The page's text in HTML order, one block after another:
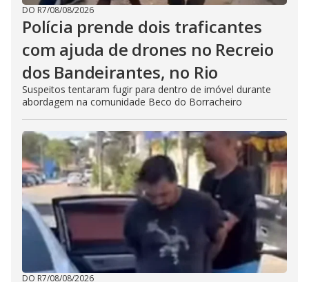
DO R7/08/08/2026
Polícia prende dois traficantes
com ajuda de drones no Recreio
dos Bandeirantes, no Rio
Suspeitos tentaram fugir para dentro de imóvel durante
abordagem na comunidade Beco do Borracheiro
DO R7/08/08/2026